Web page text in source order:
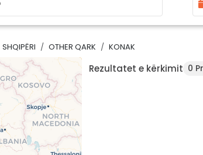
SHQIPËRI OTHER QARK KONAK
Rezultatet e kërkimit 0